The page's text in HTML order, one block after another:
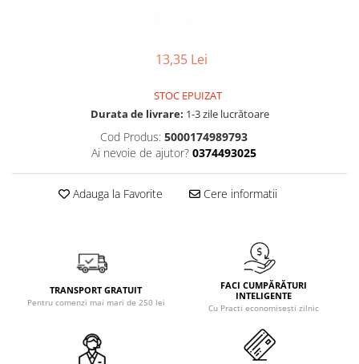
Produse pentru curatarea tenului
Sapun lichid, sapun
13,35 Lei
STOC EPUIZAT
Durata de livrare: 1-3 zile lucrătoare
Cod Produs: 5000174989793
Ai nevoie de ajutor? 0374493025
Adauga la Favorite Cere informatii
TRANSPORT GRATUIT
Pentru comenzi mai mari de 250 lei
FACI CUMPĂRĂTURI
INTELIGENTE
Cu Practi economisești zilnic